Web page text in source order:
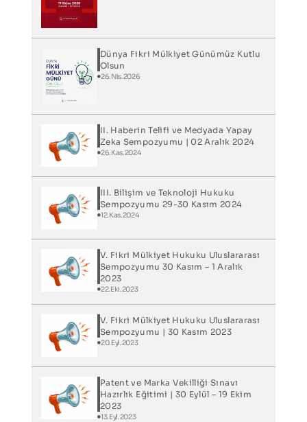
Dünya Fikri Mülkiyet Günümüz Kutlu
Olsun
26.Nis.2026
II. Haberin Telifi ve Medyada Yapay
Zeka Sempozyumu | 02 Aralık 2024
26.Kas.2024
III. Bilişim ve Teknoloji Hukuku
Sempozyumu 29-30 Kasım 2024
12.Kas.2024
V. Fikri Mülkiyet Hukuku Uluslararası
Sempozyumu 30 Kasım – 1 Aralık
2023
22.Eki.2023
V. Fikri Mülkiyet Hukuku Uluslararası
Sempozyumu | 30 Kasım 2023
20.Eyl.2023
Patent ve Marka Vekilliği Sınavı
Hazırlık Eğitimi | 30 Eylül – 19 Ekim
2023
13.Eyl.2023